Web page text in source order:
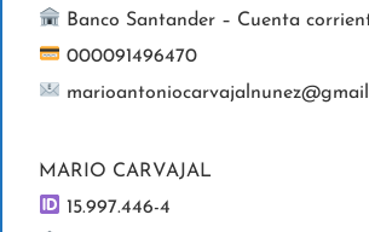
Banco Santander – Cuenta
000091496470
MARIO CARVAJAL
15.997.446-4